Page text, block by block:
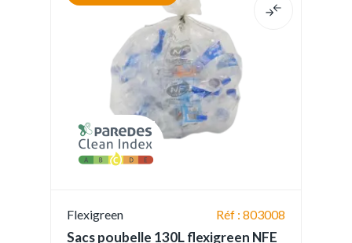
Flexigreen Réf : 803008
Sacs poubelle 130L flexigreen NFE